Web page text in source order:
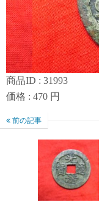
商品ID : 31993
価格 : 470 円
前の記事